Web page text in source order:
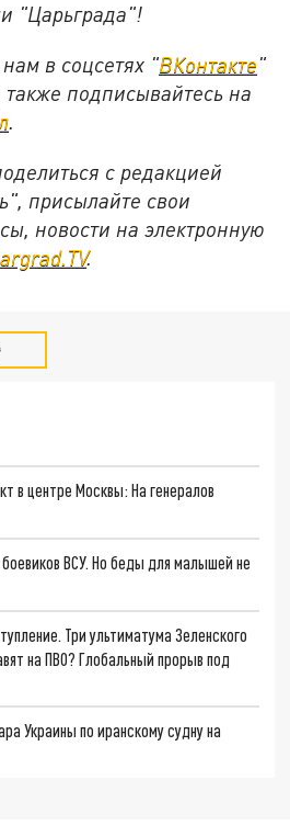
"Царьграда"!
в соцсетях "ВКонтакте"
также подписывайтесь на
.
с редакцией
присылайте свои
новости на электронную
.
в центре Москвы: На генералов
ВСУ. Но беды для малышей не
Три ультиматума Зеленского
на ПВО? Глобальный прорыв под
Украины по иранскому судну на